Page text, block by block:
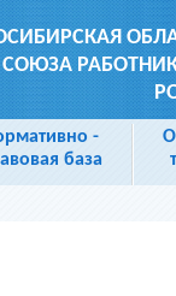
СОЮЗА
-
база